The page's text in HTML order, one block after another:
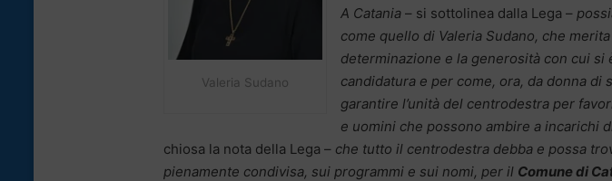
Valeria Sudano
A Catania – si sottolinea dalla Lega –
come quello di Valeria Sudano, che
determinazione e la generosità con cui si
candidatura e per come, ora, da donna di
garantire l’unità del centrodestra per
e uomini che possono ambire a incarichi
chiosa la nota della Lega – che tutto il centrodestra debba e possa
pienamente condivisa, sui programmi e sui nomi, per il Comune di